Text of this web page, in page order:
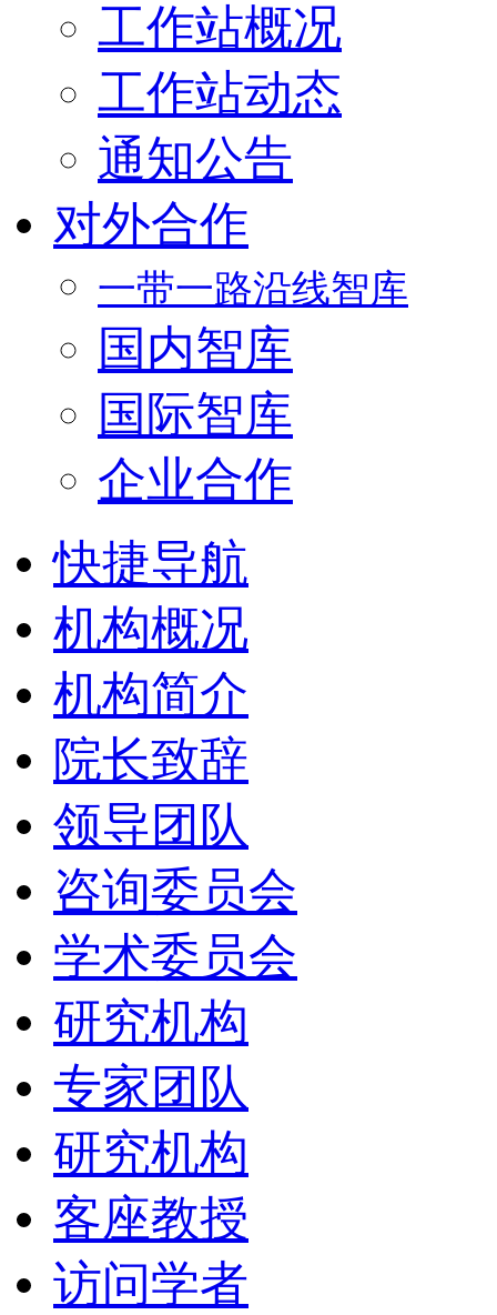
工作站概况
工作站动态
通知公告
对外合作
一带一路沿线智库
国内智库
国际智库
企业合作
快捷导航
机构概况
机构简介
院长致辞
领导团队
咨询委员会
学术委员会
研究机构
专家团队
研究机构
客座教授
访问学者